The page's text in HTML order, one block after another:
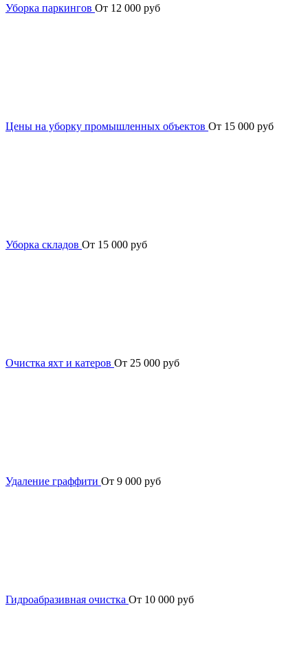
Уборка паркингов От 12 000 руб
Цены на уборку промышленных объектов От 15 000 руб
Уборка складов От 15 000 руб
Очистка яхт и катеров От 25 000 руб
Удаление граффити От 9 000 руб
Гидроабразивная очистка От 10 000 руб